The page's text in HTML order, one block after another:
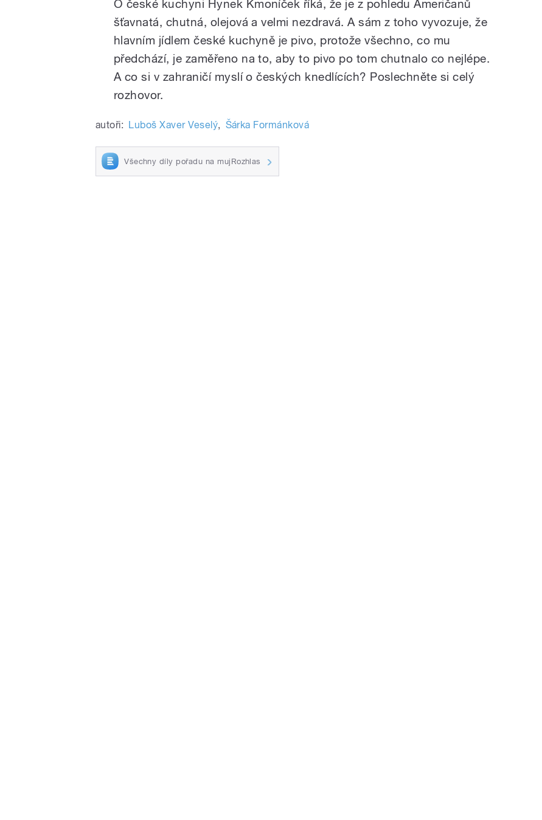
O české kuchyni Hynek Kmoníček říká, že je z pohledu Američanů
šťavnatá, chutná, olejová a velmi nezdravá. A sám z toho vyvozuje, že
hlavním jídlem české kuchyně je pivo, protože všechno, co mu
předchází, je zaměřeno na to, aby to pivo po tom chutnalo co nejlépe.
A co si v zahraničí myslí o českých knedlících? Poslechněte si celý
rozhovor.
autoři: Luboš Xaver Veselý, Šárka Formánková
Všechny díly pořadu na mujRozhlas